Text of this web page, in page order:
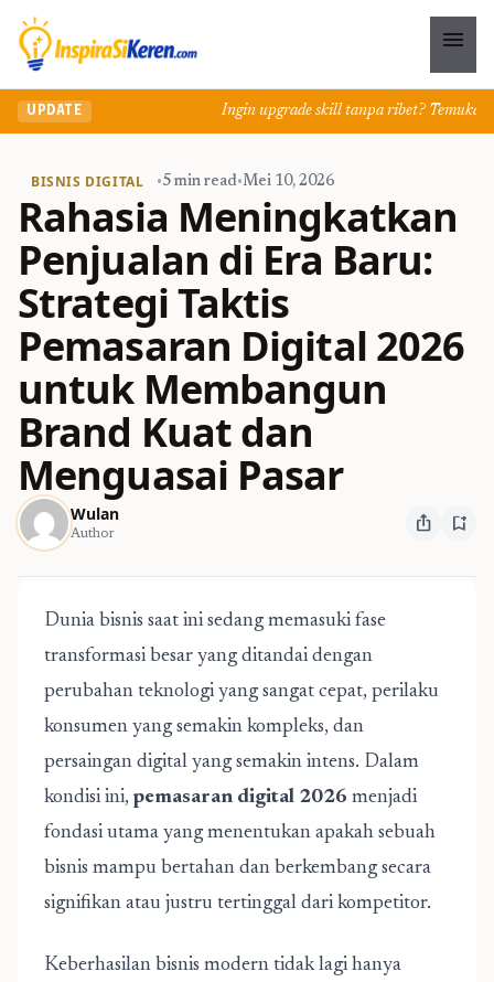
menu
UPDATE Ingin upgrade skill tanpa ribet? Temukan
BISNIS DIGITAL •5 min read•Mei 10, 2026
Rahasia Meningkatkan
Penjualan di Era Baru:
Strategi Taktis
Pemasaran Digital 2026
untuk Membangun
Brand Kuat dan
Menguasai Pasar
Wulan
Author ios_share bookmark_add
Dunia bisnis saat ini sedang memasuki fase
transformasi besar yang ditandai dengan
perubahan teknologi yang sangat cepat, perilaku
konsumen yang semakin kompleks, dan
persaingan digital yang semakin intens. Dalam
kondisi ini, pemasaran digital 2026 menjadi
fondasi utama yang menentukan apakah sebuah
bisnis mampu bertahan dan berkembang secara
signifikan atau justru tertinggal dari kompetitor.
Keberhasilan bisnis modern tidak lagi hanya